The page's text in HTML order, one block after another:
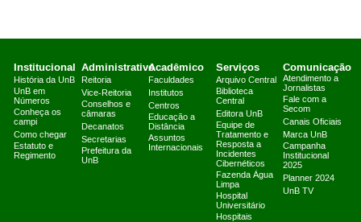
Institucional
História da UnB
UnB em
Números
Conheça os
campi
Como chegar
Estatuto e
Regimento
Administrativo
Reitoria
Vice-Reitoria
Conselhos e
câmaras
Decanatos
Secretarias
Prefeitura da
UnB
Acadêmico
Faculdades
Institutos
Centros
Educação a
Distância
Assuntos
Internacionais
Serviços
Arquivo Central
Biblioteca
Central
Editora UnB
Equipe de
Tratamento e
Resposta a
Incidentes
Cibernéticos
Fazenda Água
Limpa
Hospital
Universitário
Hospitais
Comunicação
Atendimento a
Jornalistas
Fale com a
Secom
Canais Oficiais
Marca UnB
Campanha
Institucional
2025
Planner 2024
UnB TV